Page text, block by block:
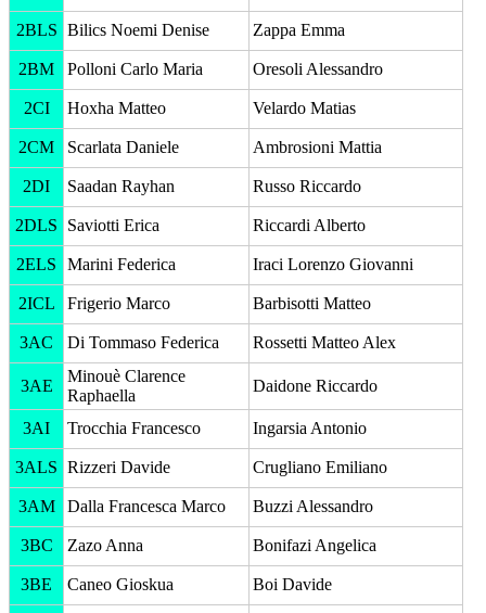
2BLS Bilics Noemi Denise Zappa Emma
2BM Polloni Carlo Maria Oresoli Alessandro
2CI Hoxha Matteo Velardo Matias
2CM Scarlata Daniele Ambrosioni Mattia
2DI Saadan Rayhan Russo Riccardo
2DLS Saviotti Erica Riccardi Alberto
2ELS Marini Federica Iraci Lorenzo Giovanni
2ICL Frigerio Marco Barbisotti Matteo
3AC Di Tommaso Federica Rossetti Matteo Alex
3AE
Minouè Clarence
Raphaella
Daidone Riccardo
3AI Trocchia Francesco Ingarsia Antonio
3ALS Rizzeri Davide Crugliano Emiliano
3AM Dalla Francesca Marco Buzzi Alessandro
3BC Zazo Anna Bonifazi Angelica
3BE Caneo Gioskua Boi Davide